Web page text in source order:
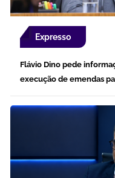
Expresso
Flávio Dino pede
execução de emendas